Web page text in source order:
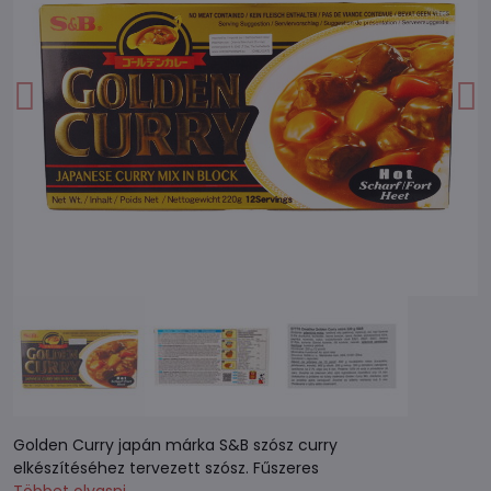
Golden Curry japán márka S&B szósz curry
elkészítéséhez tervezett szósz. Fűszeres